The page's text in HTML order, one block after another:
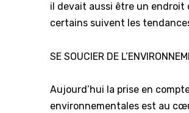
il devait aussi être un endroit
certains suivent les
SE SOUCIER DE
Aujourd’hui la prise en
environnementales est au